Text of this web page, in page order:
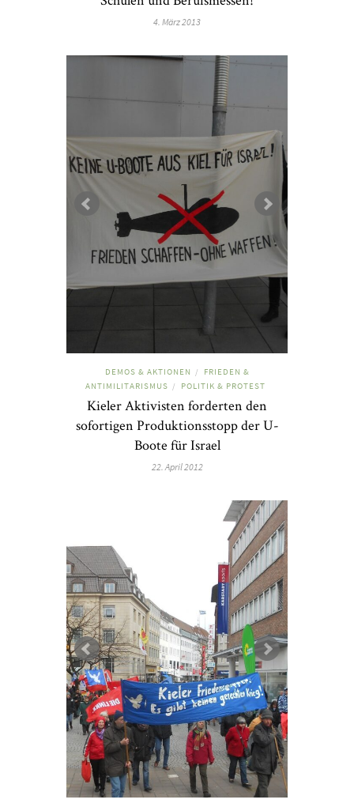
4. März 2013
DEMOS & AKTIONEN /
FRIEDEN &
ANTIMILITARISMUS / POLITIK & PROTEST
Kieler Aktivisten forderten den
sofortigen Produktionsstopp der U-
Boote für Israel
22. April 2012